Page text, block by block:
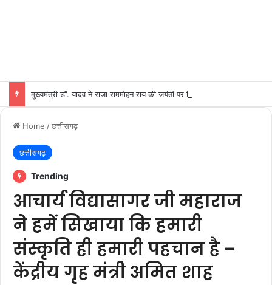
मुख्यमंत्री डॉ. यादव ने राजा राममोहन राय की जयंती पर किया नमन
Home /छत्तीसगढ़
छत्तीसगढ़
Trending
आचार्य विद्यासागर जी महाराज
ने हमें सिखाया कि हमारी
संस्कृति ही हमारी पहचान है –
केंद्रीय गृह मंत्री अमित शाह